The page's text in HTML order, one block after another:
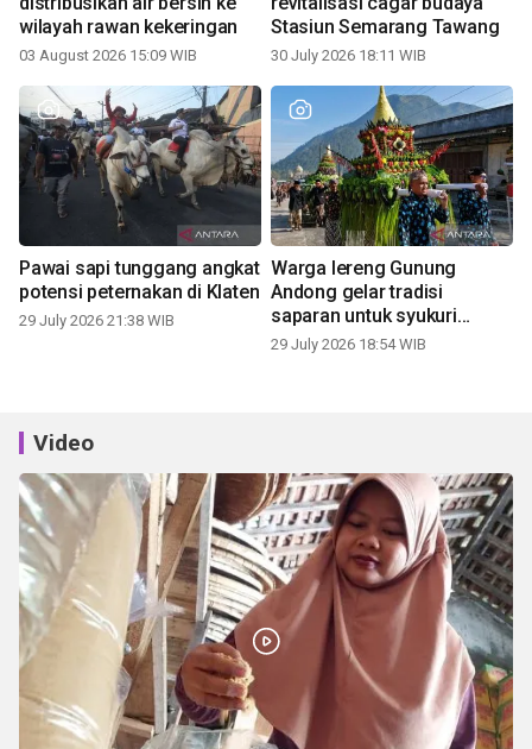
wilayah rawan kekeringan
03 August 2026 15:09 WIB
Stasiun Semarang Tawang
30 July 2026 18:11 WIB
Pawai sapi tunggang angkat
potensi peternakan di Klaten
29 July 2026 21:38 WIB
Warga lereng Gunung
Andong gelar tradisi
saparan untuk syukuri
panen
29 July 2026 18:54 WIB
Video